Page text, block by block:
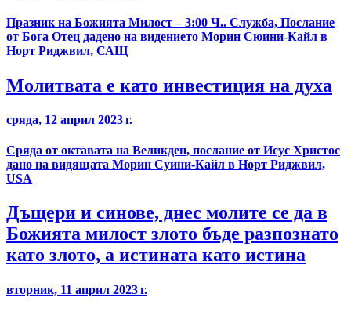
Празник на Божията Милост – 3:00 Ч.. Служба, Послание
от Бога Отец дадено на видението Морин Сюини-Кайл в
Норт Риджвил, САЩ
Молитвата е като инвестиция на духа
сряда, 12 април 2023 г.
Сряда от октавата на Великден, послание от Исус Христос
дано на видящата Морин Суини-Кайл в Норт Риджвил,
USA
Дъщери и синове, днес молите се да в
Божията милост злото бъде разпознато
като злото, а истината като истина
вторник, 11 април 2023 г.